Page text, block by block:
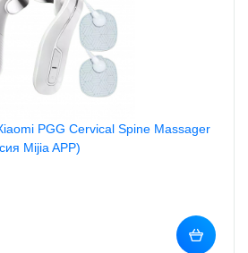
PGG Cervical Spine Massager
Mijia APP)